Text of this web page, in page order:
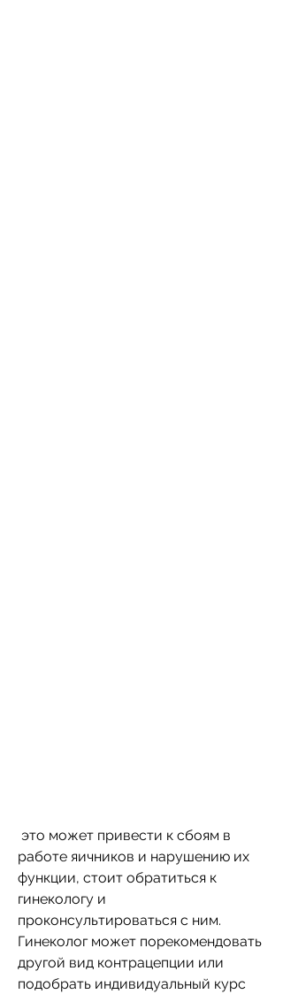
работе яичников и нарушению их
функции, стоит обратиться к
гинекологу и
проконсультироваться с ним.
Гинеколог может порекомендовать
другой вид контрацепции или
подобрать индивидуальный курс